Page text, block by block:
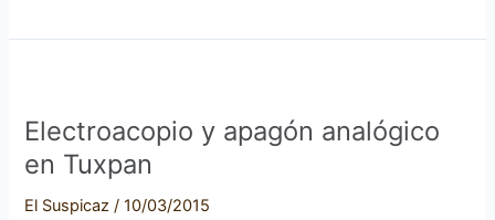
Electroacopio y apagón analógico
en Tuxpan
El Suspicaz /10/03/2015
apagón
analógico
Tuxpan